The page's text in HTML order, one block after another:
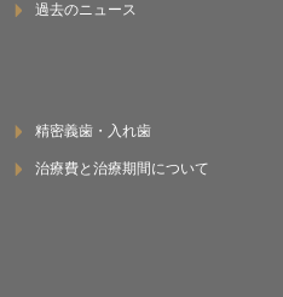
過去のニュース
精密義歯・入れ歯
治療費と治療期間について